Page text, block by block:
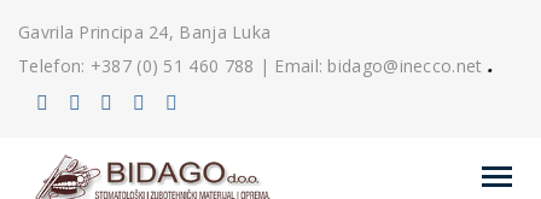
Gavrila Principa 24, Banja Luka
Telefon: +387 (0) 51 460 788 | Email: bidago@inecco.net .